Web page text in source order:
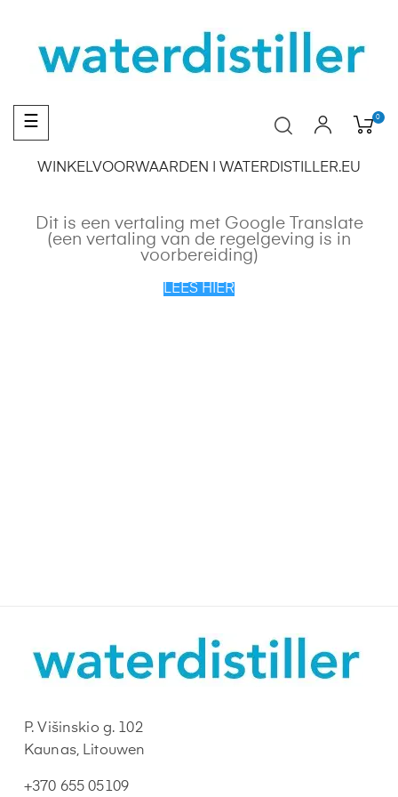
Toggle
☰ 0
WINKELVOORWAARDEN | WATERDISTILLER.EU
Dit is een vertaling met Google Translate
(een vertaling van de regelgeving is in
voorbereiding)
LEES HIER
P. Višinskio g. 102
Kaunas, Litouwen
+370 655 05109